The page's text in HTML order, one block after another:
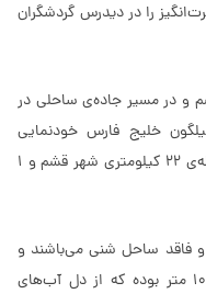
را در دید‌رس گردشگران
و در مسیر جاده‌ی ساحلی در
خلیج فارس خودنمایی
می‌کند. این جزیره‌ی زیبا و حیرت‌آور، در فاصله‌ی 22 کیلومتری شهر قشم و 1
حدود 3 هکتار است و فاقد ساحل شنی می‌باشند و
شامل دو جزیره‌ی صخره‌ای به ارتفاع 5 تا 10 متر بوده که از دل آب‌های